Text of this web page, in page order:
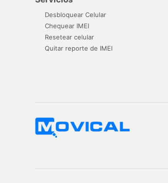
Desbloquear Celular
Chequear IMEI
Resetear celular
Quitar reporte de IMEI